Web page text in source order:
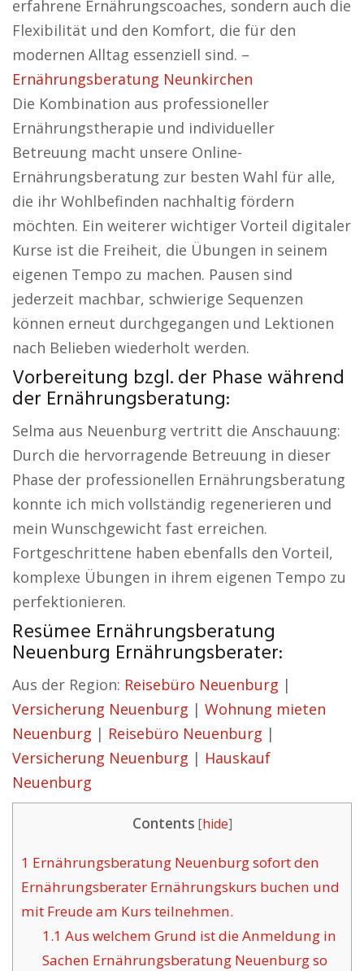
erfahrene Ernährungscoaches, sondern auch die
Flexibilität und den Komfort, die für den
modernen Alltag essenziell sind. –
Ernährungsberatung Neunkirchen
Die Kombination aus professioneller
Ernährungstherapie und individueller
Betreuung macht unsere Online-
Ernährungsberatung zur besten Wahl für alle,
die ihr Wohlbefinden nachhaltig fördern
möchten. Ein weiterer wichtiger Vorteil digitaler
Kurse ist die Freiheit, die Übungen in seinem
eigenen Tempo zu machen. Pausen sind
jederzeit machbar, schwierige Sequenzen
können erneut durchgegangen und Lektionen
nach Belieben wiederholt werden.
Vorbereitung bzgl. der Phase während
der Ernährungsberatung:
Selma aus Neuenburg vertritt die Anschauung:
Durch die hervorragende Betreuung in dieser
Phase der professionellen Ernährungsberatung
konnte ich mich vollständig regenerieren und
mein Wunschgewicht fast erreichen.
Fortgeschrittene haben ebenfalls den Vorteil,
komplexe Übungen in ihrem eigenen Tempo zu
perfektionieren.
Resümee Ernährungsberatung
Neuenburg Ernährungsberater:
Aus der Region: Reisebüro Neuenburg |
Versicherung Neuenburg | Wohnung mieten
Neuenburg | Reisebüro Neuenburg |
Versicherung Neuenburg | Hauskauf
Neuenburg
Contents [hide]
1 Ernährungsberatung Neuenburg sofort den
Ernährungsberater Ernährungskurs buchen und
mit Freude am Kurs teilnehmen.
1.1 Aus welchem Grund ist die Anmeldung in
Sachen Ernährungsberatung Neuenburg so